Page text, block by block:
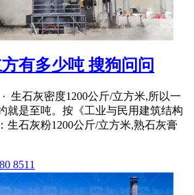
有多少吨 搜狗问问
生石灰密度1200公斤/立方米,所以一
就是至吨。按《工业与民用建筑结构
生石灰粉1200公斤/立方米,熟石灰膏
8511